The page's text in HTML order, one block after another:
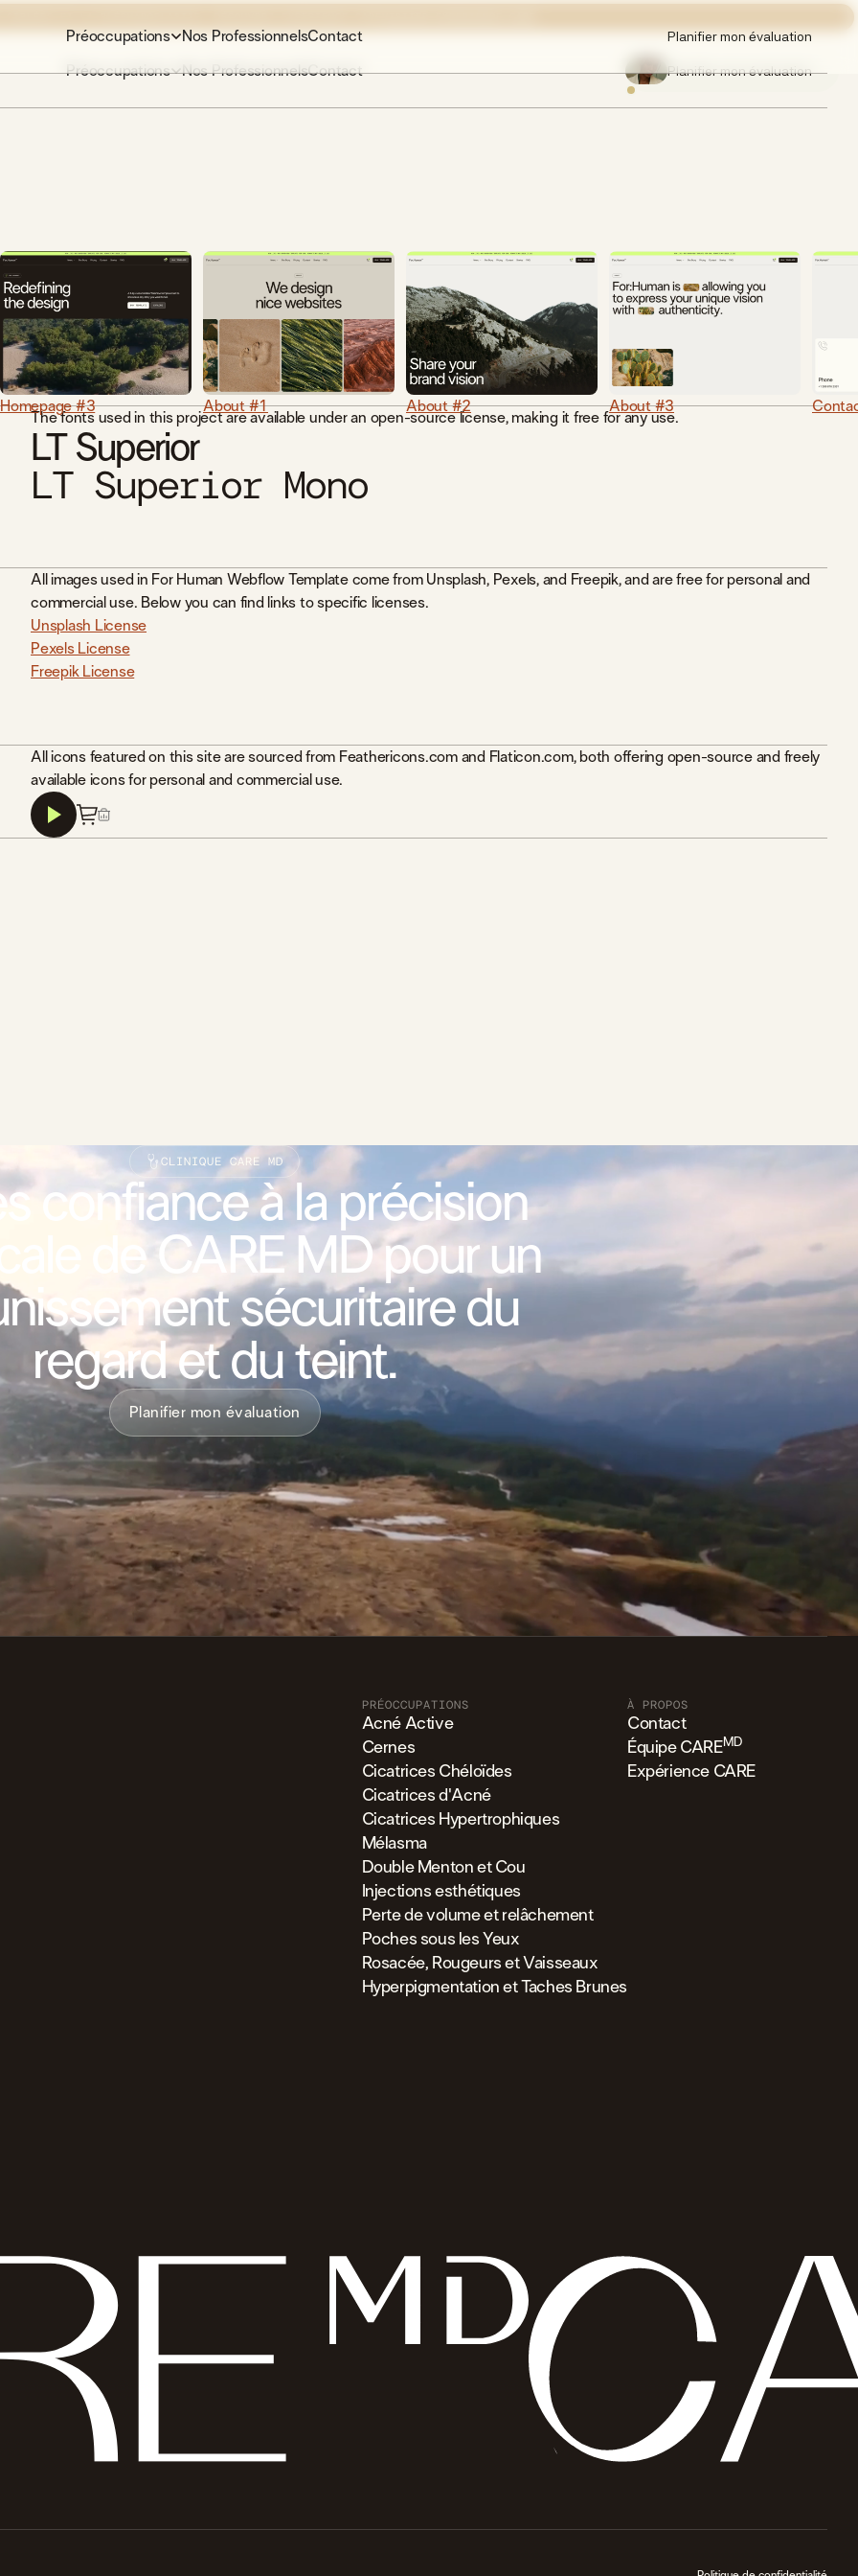
Préoccupations Nos ProfessionnelsContact Planifier mon évaluation
Préoccupations Nos ProfessionnelsContact Planifier mon évaluation
Homepage #3 About #1 About #2 About #3
specific
The fonts used in this project are available under an open-source license, making it free for any use.
LT Superior
LT Superior Mono
All images used in For Human Webflow Template come from Unsplash, Pexels, and Freepik, and are free for personal and
commercial use. Below you can find links to specific licenses.
Unsplash License
Pexels License
Freepik License
All icons featured on this site are sourced from Feathericons.com and Flaticon.com, both offering open-source and freely
available icons for personal and commercial use.
CLINIQUE CARE MD
confiance à la précision
de CARE MD pour un
sécuritaire du
regard et du teint.
Planifier mon évaluation
PRÉOCCUPATIONS
Acné Active
Cernes
Cicatrices Chéloïdes
Cicatrices d'Acné
Cicatrices Hypertrophiques
Mélasma
Double Menton et Cou
Injections esthétiques
Perte de volume et relâchement
Poches sous les Yeux
Rosacée, Rougeurs et Vaisseaux
Hyperpigmentation et Taches Brunes
À PROPOS
Contact
Équipe CAREMD
Expérience CARE